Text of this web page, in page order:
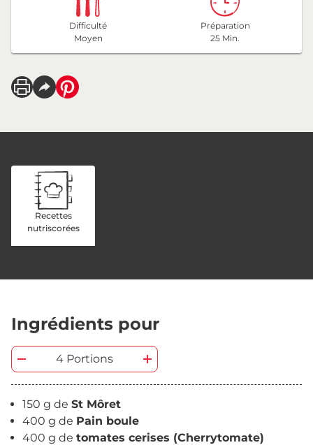
Difficulté
Moyen
Préparation
25 Min.
Recettes
nutriscorées
Ingrédients pour
4 Portions
150 g de St Môret
400 g de Pain boule
400 g de tomates cerises (Cherrytomate)